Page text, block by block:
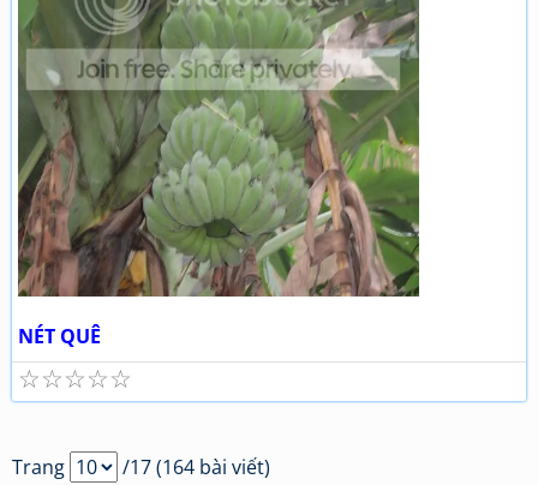
NÉT QUÊ
☆
☆
☆
☆
☆
Trang /17 (164 bài viết)